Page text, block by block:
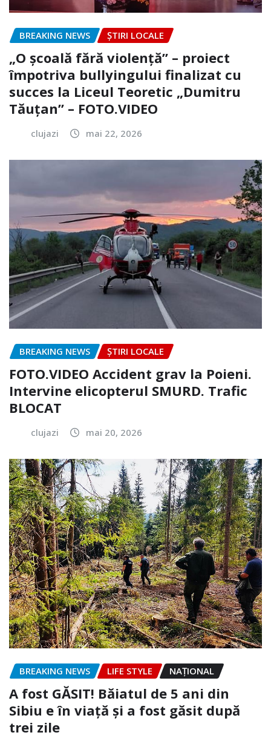
BREAKING NEWS ȘTIRI LOCALE
„O școală fără violență” – proiect
împotriva bullyingului finalizat cu
succes la Liceul Teoretic „Dumitru
Tăuțan” – FOTO.VIDEO
clujazi mai 22, 2026
BREAKING NEWS ȘTIRI LOCALE
FOTO.VIDEO Accident grav la Poieni.
Intervine elicopterul SMURD. Trafic
BLOCAT
clujazi mai 20, 2026
BREAKING NEWS LIFE STYLE NAŢIONAL
A fost GĂSIT! Băiatul de 5 ani din
Sibiu e în viață și a fost găsit după
trei zile